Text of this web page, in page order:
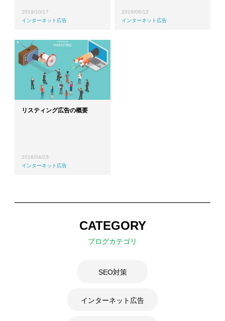
2019/10/17
インターネット広告
2016/06/13
インターネット広告
リスティング広告の概要
2016/04/23
インターネット広告
CATEGORY
ブログカテゴリ
SEO対策
インターネット広告